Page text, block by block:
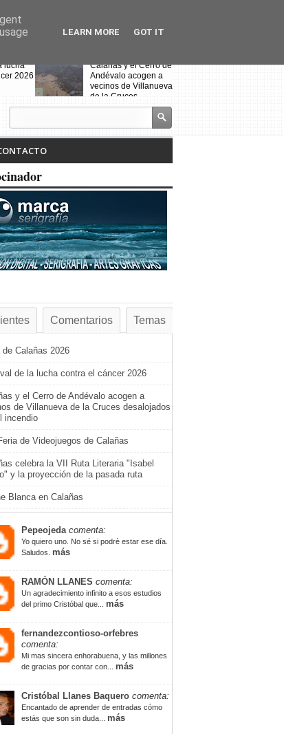
lucha
2026
Calañas y el Cerro de
Andévalo acogen a
vecinos de Villanueva
de la Cruces
desalojados por el
la VII
la
Noche Blanca en
escuela de baile
Comentarios Temas
de Calañas 2026
de la lucha contra el cáncer 2026
y el Cerro de Andévalo acogen a
de Villanueva de la Cruces desalojados
incendio
de Videojuegos de Calañas
celebra la VII Ruta Literaria "Isabel
y la proyección de la pasada ruta
Blanca en Calañas
Pepeojeda comenta:
Yo quiero uno. No sé si podrè estar ese día.
Saludos. más
RAMÓN LLANES comenta:
Un agradecimiento infinito a esos estudios
del primo Cristóbal que... más
fernandezcontioso-orfebres
comenta:
Mi mas sincera enhorabuena, y las millones
de gracias por contar con... más
Cristóbal Llanes Baquero comenta:
Encantado de aprender de entradas cómo
estás que son sin duda... más
LEARN MORE GOT IT